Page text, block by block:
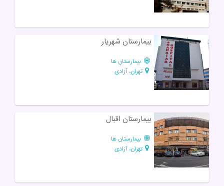
بیمارستان شهریار
بیمارستان ها
تهران، آزادی
بیمارستان اقبال
بیمارستان ها
تهران، آزادی